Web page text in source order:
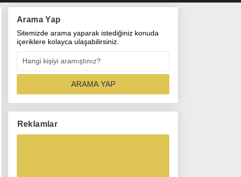
Arama Yap
Sitemizde arama yaparak istediğiniz konuda
içeriklere kolayca ulaşabilirsiniz.
Reklamlar